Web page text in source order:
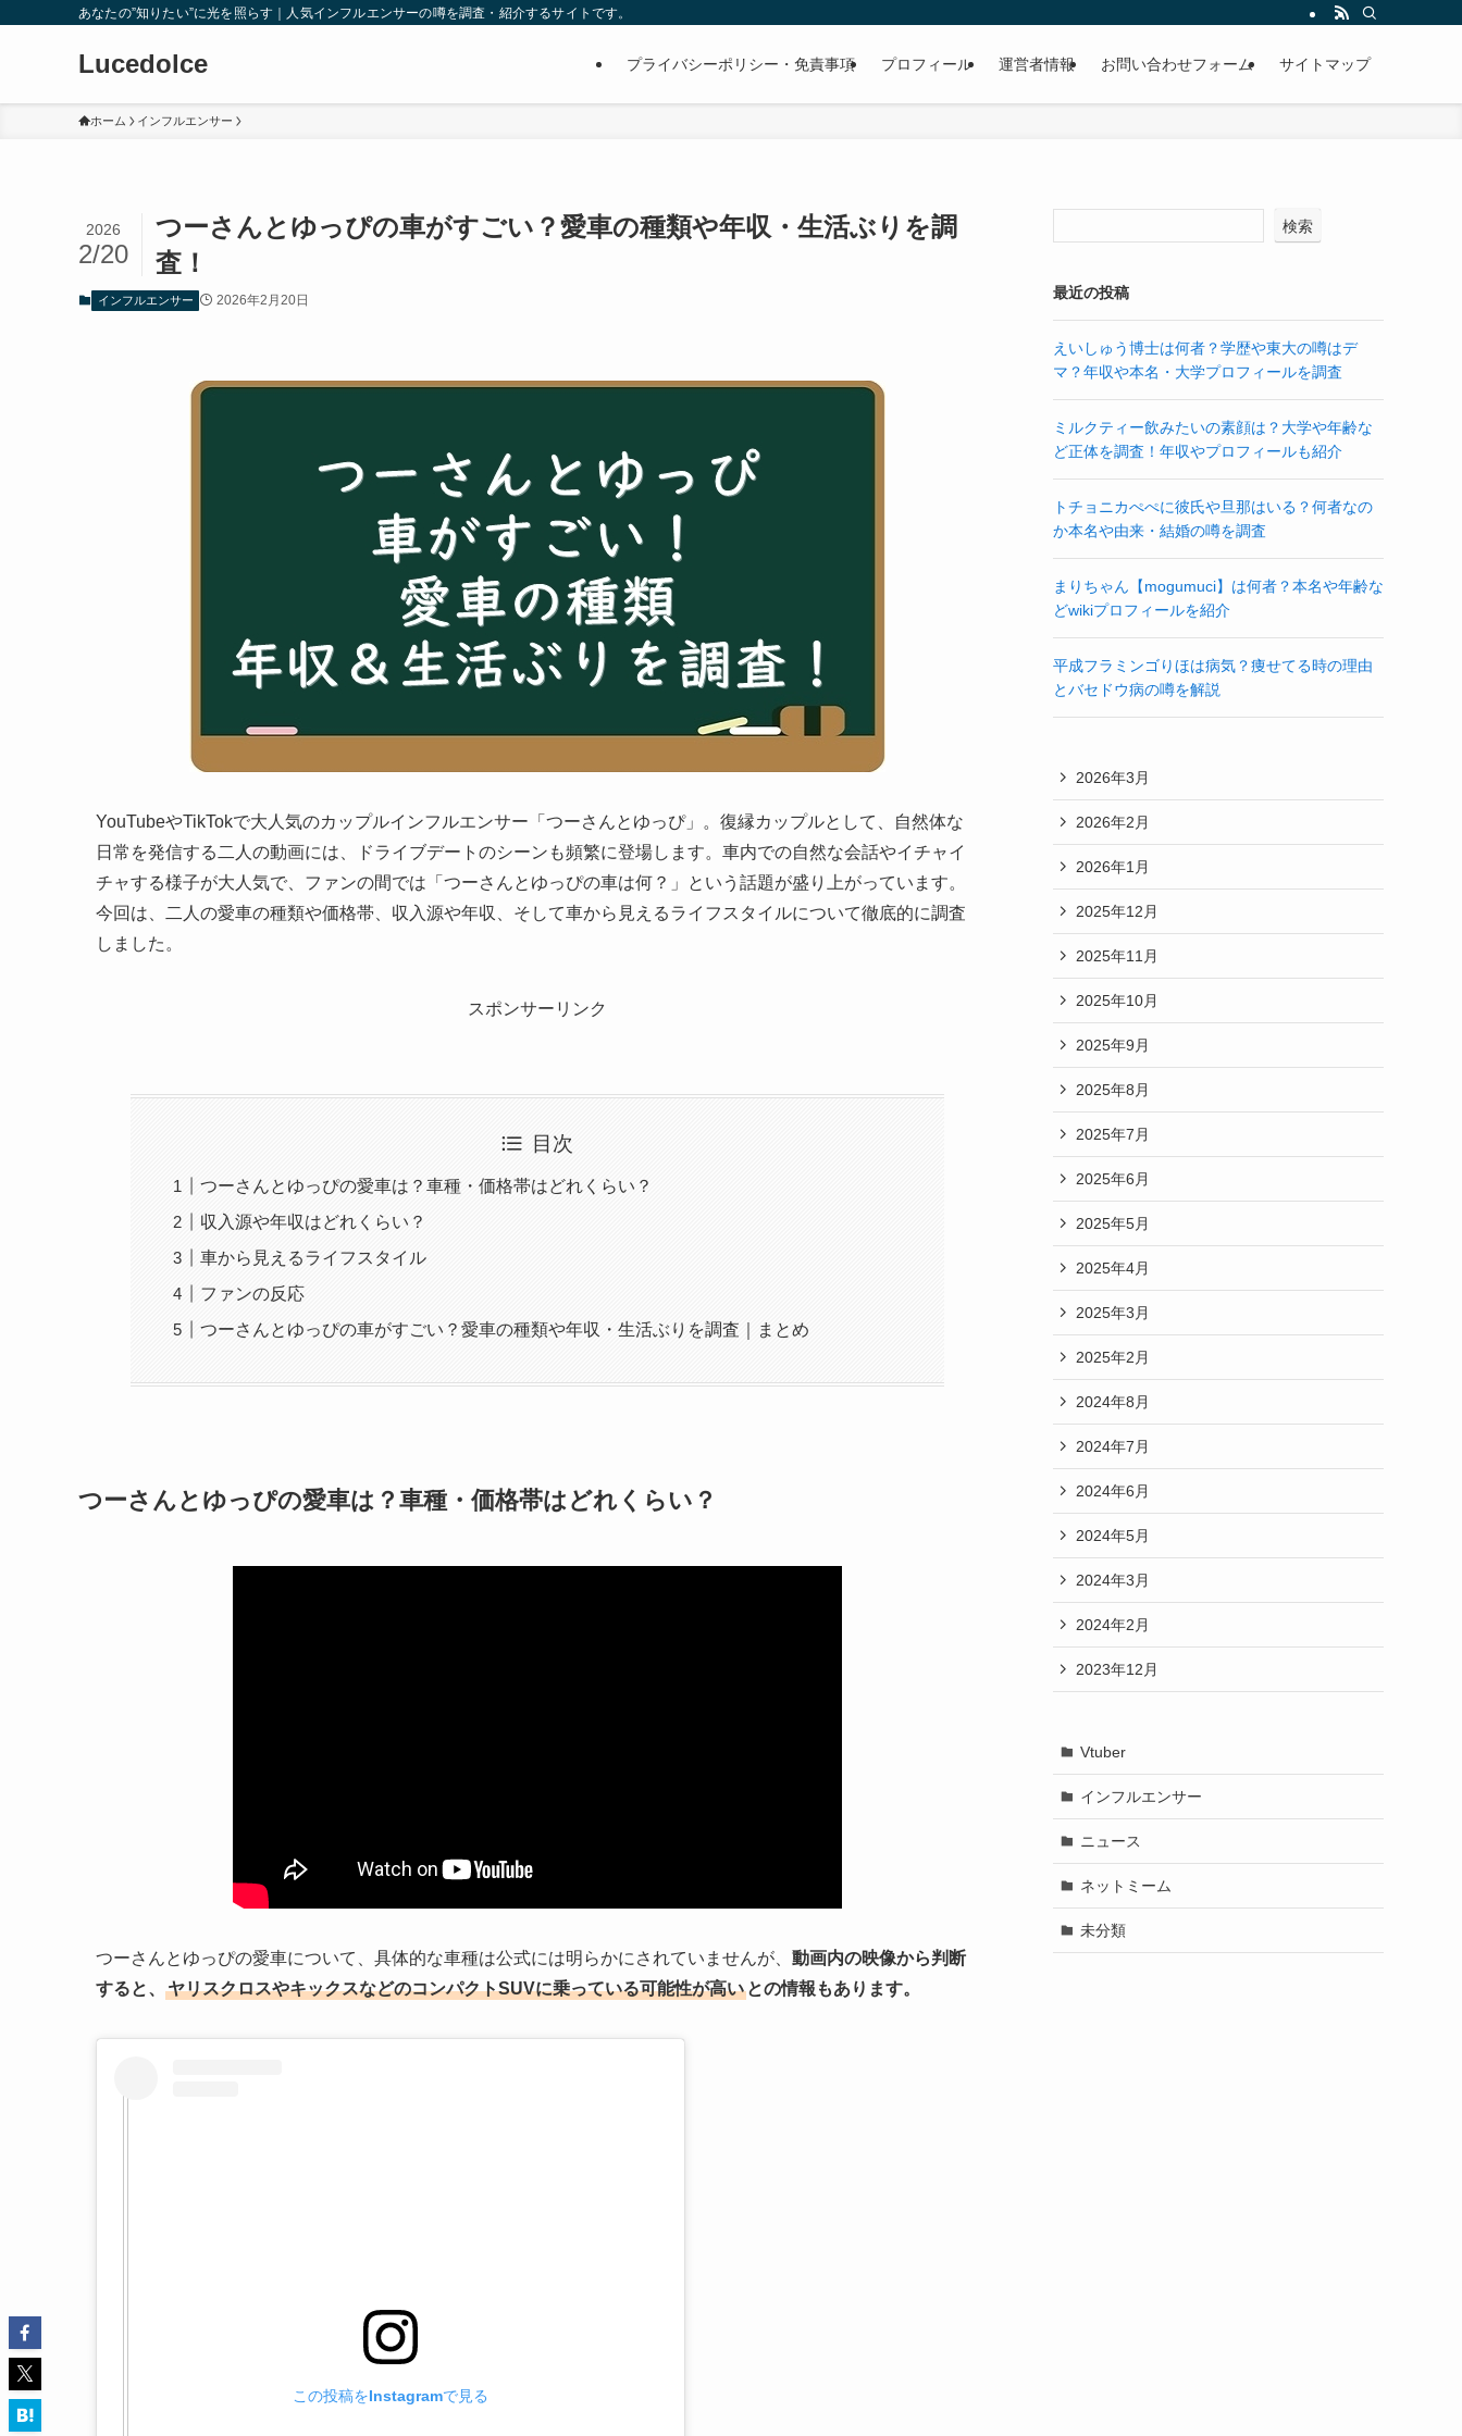
あなたの”知りたい”に光を照らす｜人気インフルエンサーの噂を調査・紹介するサイトです。
Lucedolce プライバシーポリシー・免責事項 プロフィール 運営者情報 お問い合わせフォーム サイトマップ
ホーム インフルエンサー
つーさんとゆっぴの車がすごい？愛車の種類や年収・生活ぶりを調
査！
2026
2/20
インフルエンサー 2026年2月20日
YouTubeやTikTokで大人気のカップルインフルエンサー「つーさんとゆっぴ」。復縁カップルとして、自然体な
日常を発信する二人の動画には、ドライブデートのシーンも頻繁に登場します。車内での自然な会話やイチャイ
チャする様子が大人気で、ファンの間では「つーさんとゆっぴの車は何？」という話題が盛り上がっています。
今回は、二人の愛車の種類や価格帯、収入源や年収、そして車から見えるライフスタイルについて徹底的に調査
しました。
スポンサーリンク
目次
つーさんとゆっぴの愛車は？車種・価格帯はどれくらい？
収入源や年収はどれくらい？
車から見えるライフスタイル
ファンの反応
つーさんとゆっぴの車がすごい？愛車の種類や年収・生活ぶりを調査｜まとめ
つーさんとゆっぴの愛車は？車種・価格帯はどれくらい？
つーさんとゆっぴの愛車について、具体的な車種は公式には明らかにされていませんが、 動画内の映像から判断
すると、
ヤリスクロスやキックスなどのコンパクトSUVに乗っている可能性が高い との情報もあります。
この投稿をInstagramで見る
検索
最近の投稿
えいしゅう博士は何者？学歴や東大の噂はデ
マ？年収や本名・大学プロフィールを調査
ミルクティー飲みたいの素顔は？大学や年齢な
ど正体を調査！年収やプロフィールも紹介
トチョニカぺぺに彼氏や旦那はいる？何者なの
か本名や由来・結婚の噂を調査
まりちゃん【mogumuci】は何者？本名や年齢な
どwikiプロフィールを紹介
平成フラミンゴりほは病気？痩せてる時の理由
とバセドウ病の噂を解説
2026年3月
2026年2月
2026年1月
2025年12月
2025年11月
2025年10月
2025年9月
2025年8月
2025年7月
2025年6月
2025年5月
2025年4月
2025年3月
2025年2月
2024年8月
2024年7月
2024年6月
2024年5月
2024年3月
2024年2月
2023年12月
Vtuber
インフルエンサー
ニュース
ネットミーム
未分類